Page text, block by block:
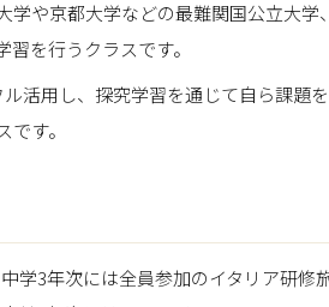
学や京都大学などの最難関国公立大学
を行うクラスです。
ル活用し、探究学習を通じて自ら課題
す。
学3年次には全員参加のイタリア研修